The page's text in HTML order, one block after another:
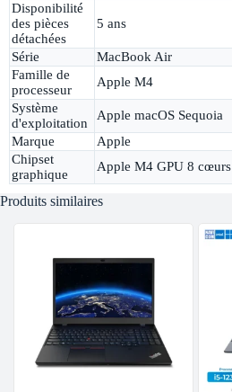
Disponibilité
des pièces
détachées
5 ans
Série
MacBook Air
Famille de
processeur
Apple M4
Système
d'exploitation
Apple macOS Sequoia
Marque
Apple
Chipset
graphique
Apple M4 GPU 8 cœurs
Produits similaires